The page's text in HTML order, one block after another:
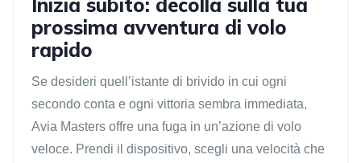
Inizia subito: decolla sulla tua
prossima avventura di volo
rapido
Se desideri quell’istante di brivido in cui ogni
secondo conta e ogni vittoria sembra immediata,
Avia Masters offre una fuga in un’azione di volo
veloce. Prendi il dispositivo, scegli una velocità che